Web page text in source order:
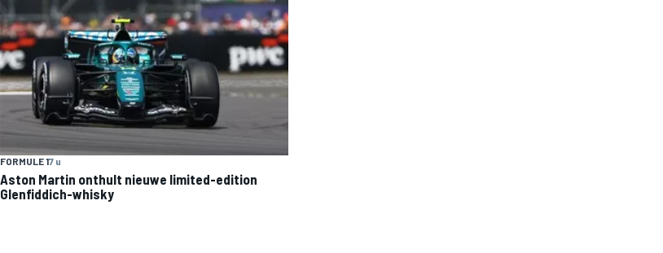
FORMULE 17 u
Aston Martin onthult nieuwe limited-edition
Glenfiddich-whisky